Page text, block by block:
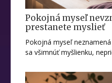
Pokojná myseľ
prestanete myslieť
Pokojná myseľ
sa všimnúť myšlienku,